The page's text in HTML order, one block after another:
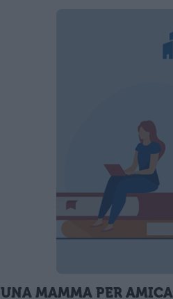
UNA MAMMA PER